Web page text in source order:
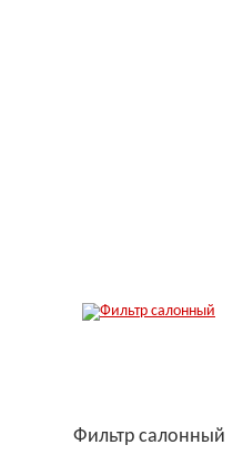
Фильтр салонный